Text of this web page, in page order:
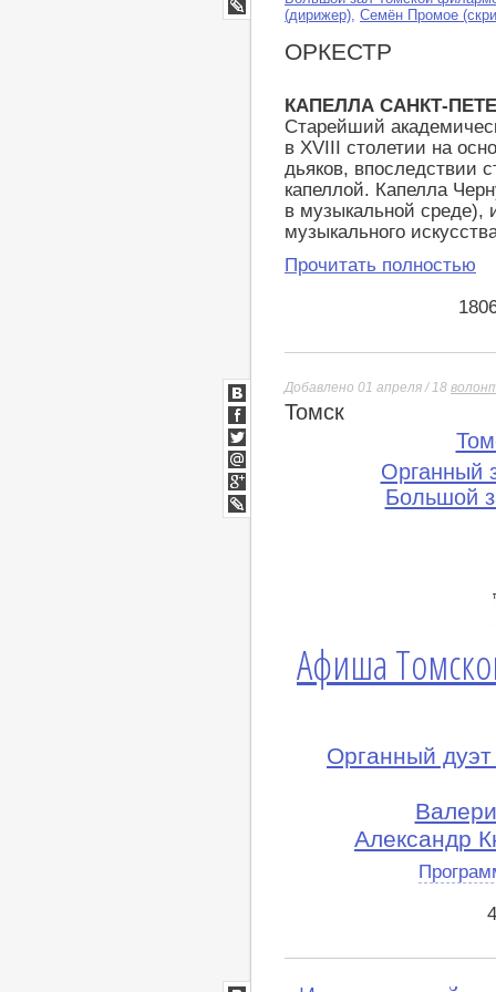
(дирижер), Семён Промое
ОРКЕСТР
КАПЕЛЛА САНКТ-
Старейший
в XVIII столетии на
дьяков, впоследствии
капеллой. Капелла
в музыкальной среде),
музыкального
Прочитать полностью
LiveJournal
Добавлено 01 апреля / 18
Томск
Органный
Большой
Афиша
Органный
Александр
ВКонтакте
Facebook
Twitter
Мой
Мир
Google+
lj